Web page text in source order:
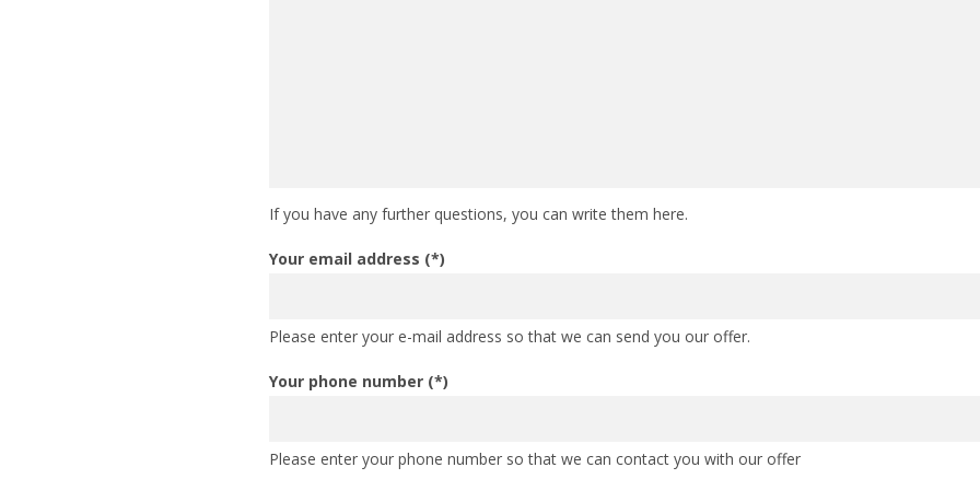
If you have any further questions, you can write them here.
Your email address (*)
Please enter your e-mail address so that we can send you our offer.
Your phone number (*)
Please enter your phone number so that we can contact you with our offer